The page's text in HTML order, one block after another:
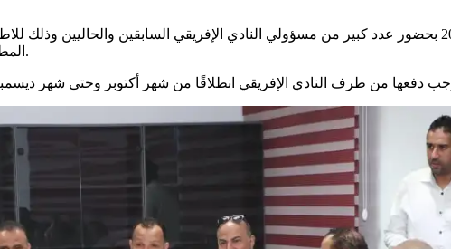
عقدت الجامعة التونسية لكرة القدم برئاسة وديع الجريء اليوم الإثنين 30 ستمبر 2019 بحضور عدد كبير من مسؤولي النادي
المطالب بدفعها خلال الأشهر الثلاثة القادمة.